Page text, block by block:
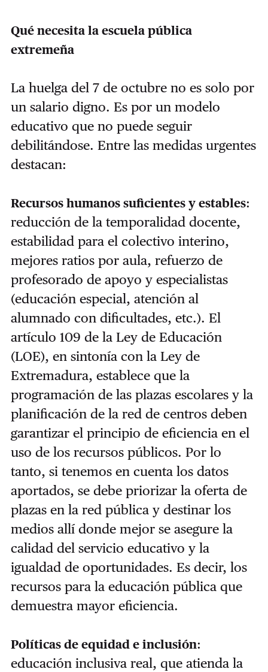
Qué necesita la escuela pública
extremeña
La huelga del 7 de octubre no es solo por
un salario digno. Es por un modelo
educativo que no puede seguir
debilitándose. Entre las medidas urgentes
destacan:
Recursos humanos suficientes y estables:
reducción de la temporalidad docente,
estabilidad para el colectivo interino,
mejores ratios por aula, refuerzo de
profesorado de apoyo y especialistas
(educación especial, atención al
alumnado con dificultades, etc.). El
artículo 109 de la Ley de Educación
(LOE), en sintonía con la Ley de
Extremadura, establece que la
programación de las plazas escolares y la
planificación de la red de centros deben
garantizar el principio de eficiencia en el
uso de los recursos públicos. Por lo
tanto, si tenemos en cuenta los datos
aportados, se debe priorizar la oferta de
plazas en la red pública y destinar los
medios allí donde mejor se asegure la
calidad del servicio educativo y la
igualdad de oportunidades. Es decir, los
recursos para la educación pública que
demuestra mayor eficiencia.
Políticas de equidad e inclusión:
educación inclusiva real, que atienda la